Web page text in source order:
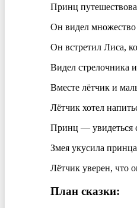
Принц
Он видел множество
Он встретил Лиса,
Видел стрелочника
Вместе лётчик и
Лётчик хотел
Принц — увидеться
Змея укусила
Лётчик уверен, что
План сказки: